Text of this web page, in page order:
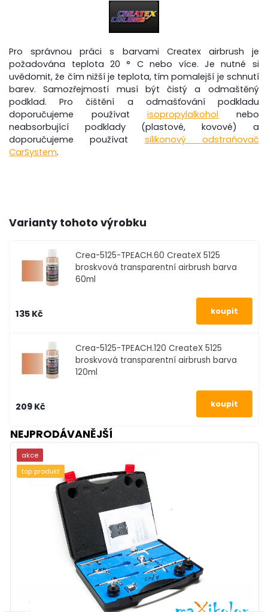
Pro správnou práci s barvami Createx airbrush je
požadována teplota 20 ° C nebo více. Je nutné si
uvědomit, že čím nižší je teplota, tím pomalejší je schnutí
barev. Samozřejmostí musí být čistý a odmaštěný
podklad. Pro čištění a odmašťování podkladu
doporučujeme používatisopropylalkohol nebo
neabsorbující podklady (plastové, kovové) a
doporučujeme používat silikonový odstraňovač
CarSystem.
Varianty tohoto výrobku
Crea-5125-TPEACH.60 CreateX 5125
broskvová transparentní airbrush barva
60ml
135 Kč
Crea-5125-TPEACH.120 CreateX 5125
broskvová transparentní airbrush barva
120ml
209 Kč
NEJPRODÁVANĚJŠÍ
akce
top produkt